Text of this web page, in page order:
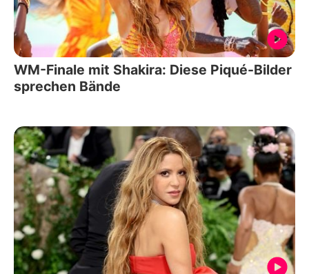
WM-Finale mit Shakira: Diese Piqué-Bilder
sprechen Bände